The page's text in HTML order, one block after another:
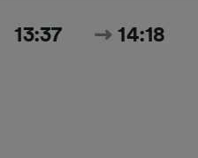
13:37 14:18